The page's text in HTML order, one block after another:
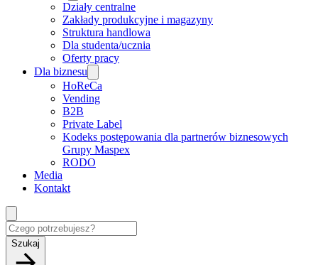
Działy centralne
Zakłady produkcyjne i magazyny
Struktura handlowa
Dla studenta/ucznia
Oferty pracy
Dla biznesu
HoReCa
Vending
B2B
Private Label
Kodeks postępowania dla partnerów biznesowych
Grupy Maspex
RODO
Media
Kontakt
Szukaj